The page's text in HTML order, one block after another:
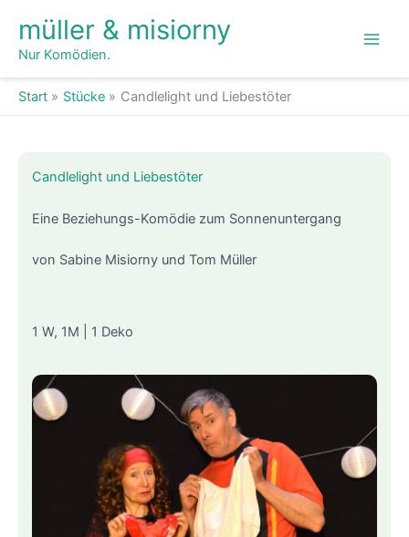
Inhalt
springen
müller & misiorny
Nur Komödien.
Start Stücke Candlelight und Liebestöter
Candlelight und Liebestöter
Eine Beziehungs-Komödie zum Sonnenuntergang
von Sabine Misiorny und Tom Müller
1 W, 1M | 1 Deko